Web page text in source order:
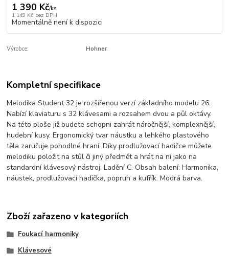
1 390 Kč/ks
1 149 Kč bez DPH
Momentálně není k dispozici
Výrobce: Hohner
Kompletní specifikace
Melodika Student 32 je rozšířenou verzí základního modelu 26.
Nabízí klaviaturu s 32 klávesami a rozsahem dvou a půl oktávy.
Na této ploše již budete schopni zahrát náročnější, komplexnější,
hudební kusy. Ergonomický tvar náustku a lehkého plastového
těla zaručuje pohodlné hraní. Díky prodlužovací hadičce můžete
melodiku položit na stůl či jiný předmět a hrát na ni jako na
standardní klávesový nástroj. Ladění C. Obsah balení: Harmonika,
náustek, prodlužovací hadička, popruh a kufřík. Modrá barva.
Zboží zařazeno v kategoriích
Foukací harmoniky
Klávesové